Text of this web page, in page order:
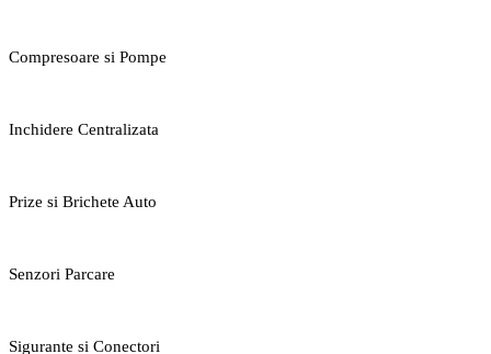
Compresoare si Pompe
Inchidere Centralizata
Prize si Brichete Auto
Senzori Parcare
Sigurante si Conectori